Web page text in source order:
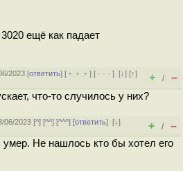
ещё как падает
2023 [ответить] [ ﹢﹢﹢] [ · · ·][↓] [↑]
+ / –
что-то случилось у них?
06/2023 [^] [^^] [^^^] [ответить][↓]
+ / –
умер. Не нашлось кто бы хотел его